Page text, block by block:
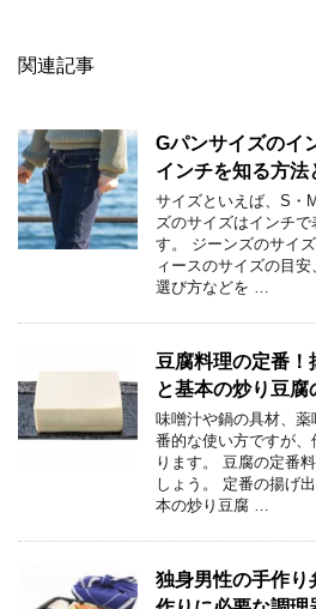
関連記事
Gパンサイズのイ
インチを知る方法
サイズといえば、S・
ズのサイズはインチ
す。 ジーンズのサイ
ィースのサイズの目
選び方などを …
豆腐料理の定番
と基本の炒り豆腐
味噌汁や鍋の具材、
番的な使い方ですが
ります。 豆腐の定番
しょう。 定番の揚げ
本の炒り豆腐 …
独身男性の手作り